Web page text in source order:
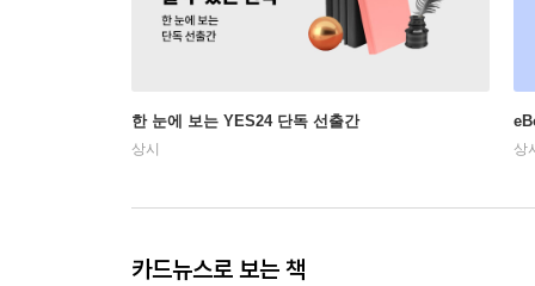
한 눈에 보는 YES24 단독 선출간
상시 상
카드뉴스로 보는 책